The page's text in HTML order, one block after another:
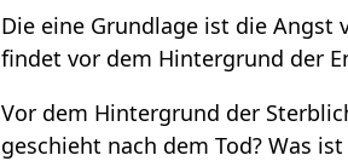
Die eine Grundlage ist die Angst
findet vor dem Hintergrund der
Vor dem Hintergrund der
geschieht nach dem Tod? Was